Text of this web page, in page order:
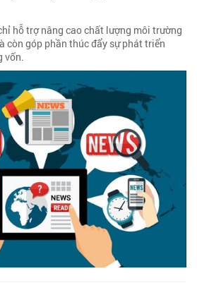
hỗ trợ nâng cao chất lượng môi trường
còn góp phần thúc đẩy sự phát triển
vốn.